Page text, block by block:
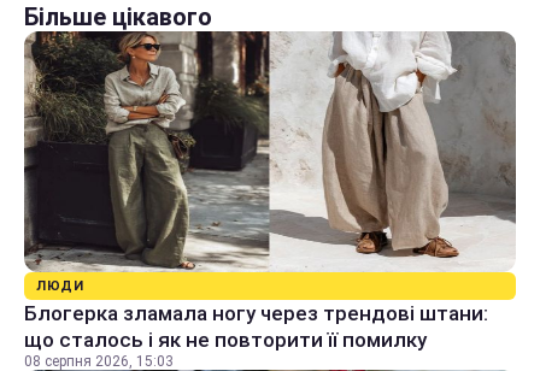
Більше цікавого
ЛЮДИ
Блогерка зламала ногу через трендові штани:
що сталось і як не повторити її помилку
08 серпня 2026, 15:03